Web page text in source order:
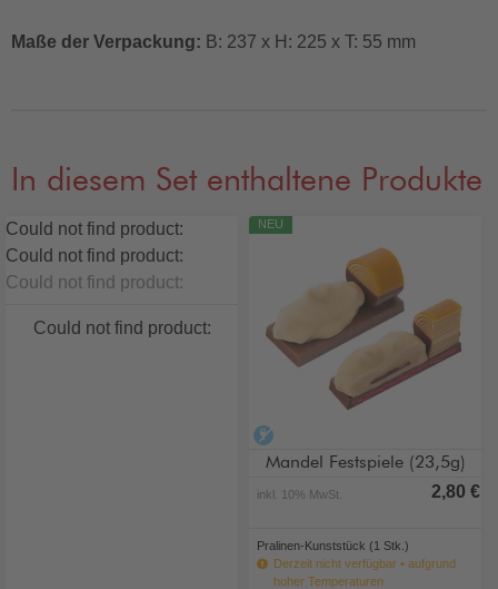
Maße der Verpackung: B: 237 x H: 225 x T: 55 mm
In diesem Set enthaltene Produkte
Could not find product:
Could not find product:
Could not find product:
Could not find product:
NEU
Mandel Festspiele (23,5g)
inkl. 10% MwSt. 2,80 €
Pralinen-Kunststück (1 Stk.)
Derzeit nicht verfügbar • aufgrund
hoher Temperaturen